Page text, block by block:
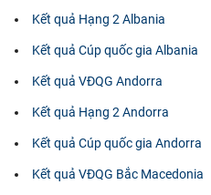
Kết quả Hạng 2 Albania
Kết quả Cúp quốc gia Albania
Kết quả VĐQG Andorra
Kết quả Hạng 2 Andorra
Kết quả Cúp quốc gia Andorra
Kết quả VĐQG Bắc Macedonia